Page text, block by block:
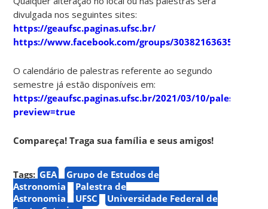
divulgada nos seguintes sites:
https://geaufsc.paginas.ufsc.br/
https://www.facebook.com/groups/303821636357910
O calendário de palestras referente ao segundo
semestre já estão disponíveis em:
https://geaufsc.paginas.ufsc.br/2021/03/10/palestras/?
preview=true
Compareça! Traga sua família e seus amigos!
Tags: GEA
Grupo de Estudos de
Astronomia
Palestra de
Astronomia
UFSC
Universidade Federal de